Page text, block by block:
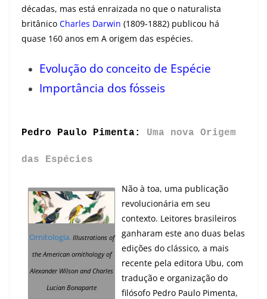
décadas, mas está enraizada no que o naturalista
britânico Charles Darwin (1809-1882) publicou há
quase 160 anos em A origem das espécies.
Evolução do conceito de Espécie
Importância dos fósseis
Pedro Paulo Pimenta: Uma nova Origem
das Espécies
Ornitologia. Illustrations of
the American ornithology of
Alexander Wilson and Charles
Lucian Bonaparte
Não à toa, uma publicação
revolucionária em seu
contexto. Leitores brasileiros
ganharam este ano duas belas
edições do clássico, a mais
recente pela editora Ubu, com
tradução e organização do
filósofo Pedro Paulo Pimenta,